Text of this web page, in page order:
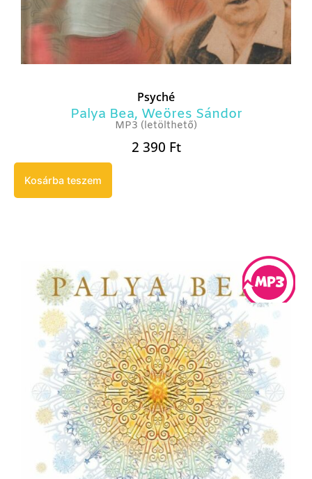
Psyché
Palya Bea, Weöres Sándor
MP3 (letölthető)
2 390 Ft
Kosárba teszem